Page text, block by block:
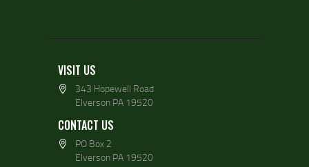
VISIT US
343 Hopewell Road
Elverson PA 19520
CONTACT US
PO Box 2
Elverson PA 19520